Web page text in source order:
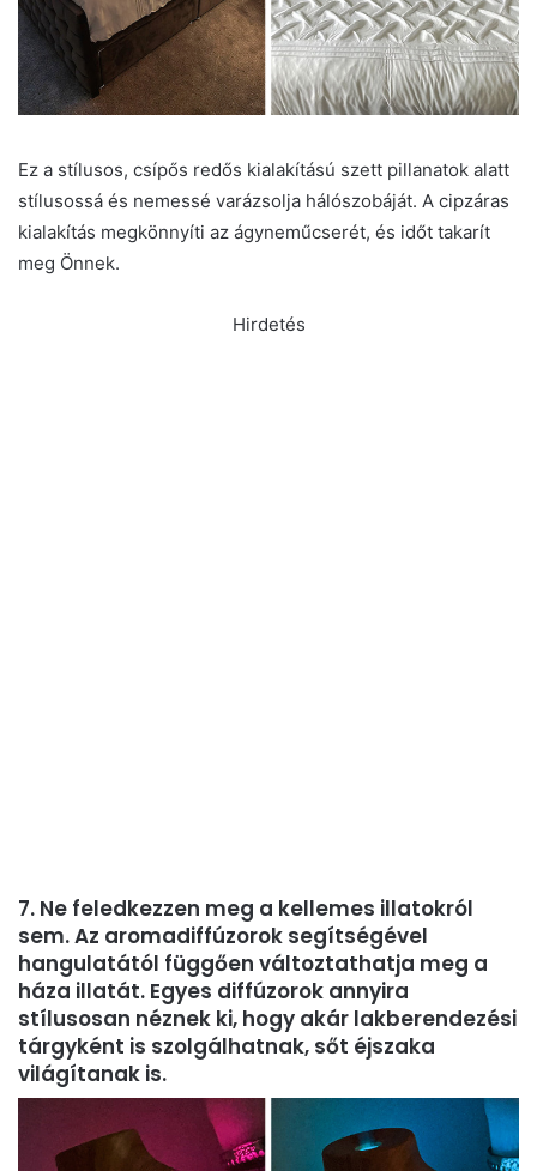
Ez a stílusos, csípős redős kialakítású szett pillanatok alatt
stílusossá és nemessé varázsolja hálószobáját. A cipzáras
kialakítás megkönnyíti az ágyneműcserét, és időt takarít
meg Önnek.
Hirdetés
7. Ne feledkezzen meg a kellemes illatokról
sem. Az aromadiffúzorok segítségével
hangulatától függően változtathatja meg a
háza illatát. Egyes diffúzorok annyira
stílusosan néznek ki, hogy akár lakberendezési
tárgyként is szolgálhatnak, sőt éjszaka
világítanak is.